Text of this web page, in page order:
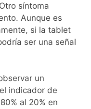
síntoma
Aunque es
si la tablet
ser una señal
un
indicador de
al 20% en